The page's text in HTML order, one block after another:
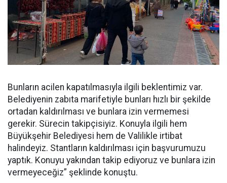
Bunların acilen kapatılmasıyla ilgili beklentimiz var.
Belediyenin zabıta marifetiyle bunları hızlı bir şekilde
ortadan kaldırılması ve bunlara izin vermemesi
gerekir. Sürecin takipçisiyiz. Konuyla ilgili hem
Büyükşehir Belediyesi hem de Valilikle irtibat
halindeyiz. Stantların kaldırılması için başvurumuzu
yaptık. Konuyu yakından takip ediyoruz ve bunlara izin
vermeyeceğiz” şeklinde konuştu.